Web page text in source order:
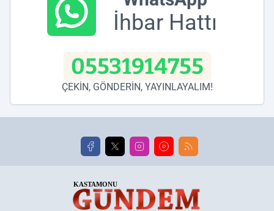
İhbar Hattı
05531914755
ÇEKİN, GÖNDERİN, YAYINLAYALIM!